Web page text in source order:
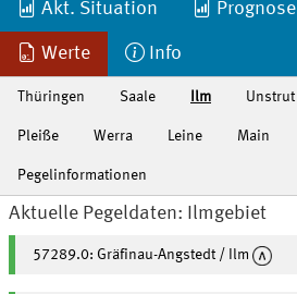
Akt. Situation Prognose
Werte Info
Thüringen Saale Ilm Unstrut
Pleiße Werra Leine Main
Pegelinformationen
Aktuelle Pegeldaten: Ilmgebiet
57289.0: Gräfinau-Angstedt / Ilm